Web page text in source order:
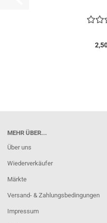
MEHR ÜBER...
Über uns
Wiederverkäufer
Märkte
Versand- & Zahlungsbedingungen
Impressum